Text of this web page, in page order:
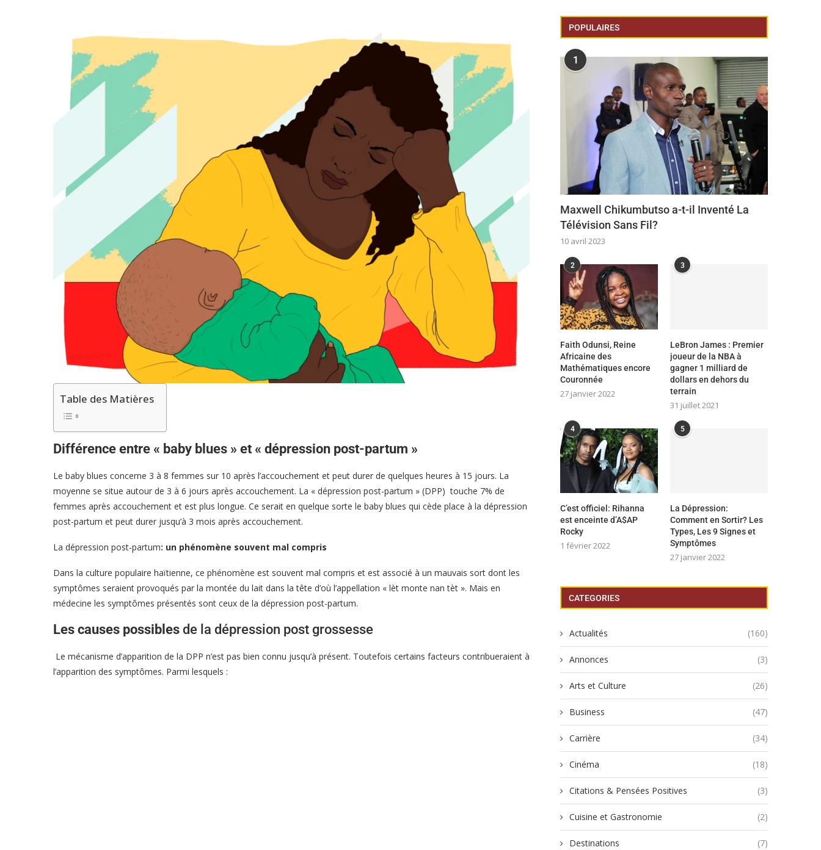
Table des Matières
Différence entre « baby blues » et « dépression post-partum »
Le baby blues concerne 3 à 8 femmes sur 10 après l’accouchement et peut durer de quelques heures à 15 jours. La
moyenne se situe autour de 3 à 6 jours après accouchement. La « dépression post-partum » (DPP) touche 7% de
femmes après accouchement et est plus longue. Ce serait en quelque sorte le baby blues qui cède place à la dépression
post-partum et peut durer jusqu’à 3 mois après accouchement.
La dépression post-partum: un phénomène souvent mal compris
Dans la culture populaire haïtienne, ce phénomène est souvent mal compris et est associé à un mauvais sort dont les
symptômes seraient provoqués par la montée du lait dans la tête d’où l’appellation « lèt monte nan tèt ». Mais en
médecine les symptômes présentés sont ceux de la dépression post-partum.
Les causes possibles de la dépression post grossesse
Le mécanisme d’apparition de la DPP n’est pas bien connu jusqu’à présent. Toutefois certains facteurs contribueraient à
l’apparition des symptômes. Parmi lesquels :
POPULAIRES
1
Maxwell Chikumbutso a-t-il Inventé La
Télévision Sans Fil?
10 avril 2023
2
Faith Odunsi, Reine
Africaine des
Mathématiques encore
Couronnée
27 janvier 2022
3
LeBron James : Premier
joueur de la NBA à
gagner 1 milliard de
dollars en dehors du
terrain
31 juillet 2021
4
C’est officiel: Rihanna
est enceinte d’A$AP
Rocky
1 février 2022
5
La Dépression:
Comment en Sortir? Les
Types, Les 9 Signes et
Symptômes
27 janvier 2022
CATEGORIES
Actualités (160)
Annonces (3)
Arts et Culture (26)
Business (47)
Carrière (34)
Cinéma (18)
Citations & Pensées Positives (3)
Cuisine et Gastronomie (2)
Destinations (7)